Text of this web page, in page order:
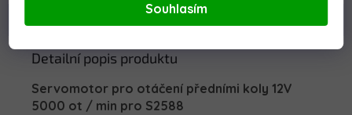
Souhlasím
Detailní popis produktu
Servomotor pro otáčení předními koly 12V
5000 ot / min pro S2588